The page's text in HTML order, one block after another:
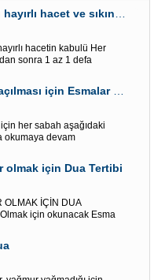
hacetin kabulü Her
sonra 1 az 1 defa
için her sabah aşağıdaki
okumaya devam
olmak için Dua Tertibi
OLMAK İÇİN DUA
için okunacak Esma